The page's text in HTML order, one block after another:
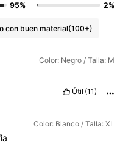
95%
2%
con buen material(100+)
Color: Negro / Talla: M
Útil (11)
Color: Blanco / Talla: XL